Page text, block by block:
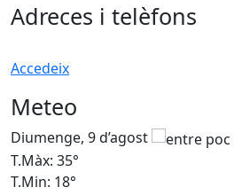
Adreces i telèfons
Accedeix
Meteo
Diumenge, 9 d’agost
T.Màx: 35°
T.Min: 18°